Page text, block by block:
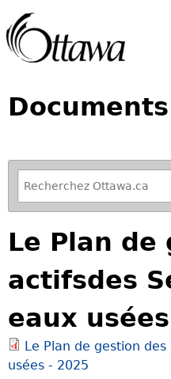
Documents
R
e
f
n
e
y
o
u
r
S
Le Plan de
actifsdes
eaux
Le Plan de gestion
usées - 2025